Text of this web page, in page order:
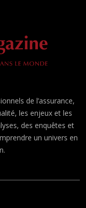
de l’assurance,
les enjeux et les
des enquêtes et
un univers en